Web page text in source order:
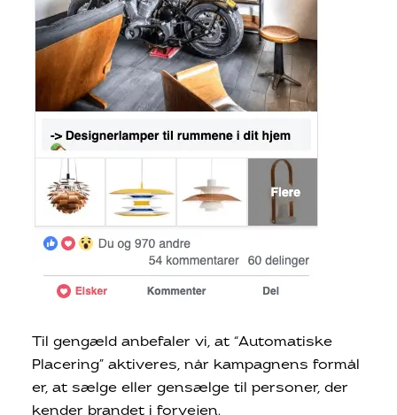
Til gengæld anbefaler vi, at “Automatiske
Placering” aktiveres, når kampagnens formål
er, at sælge eller gensælge til personer, der
kender brandet i forvejen.